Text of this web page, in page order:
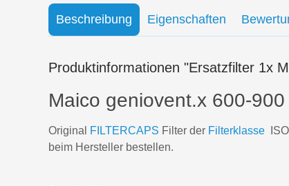
Beschreibung Eigenschaften
Produktinformationen "Ersatzfilter 1x
Maico geniovent.x 600-
Original FILTERCAPS Filter der Filterklasse
beim Hersteller bestellen.